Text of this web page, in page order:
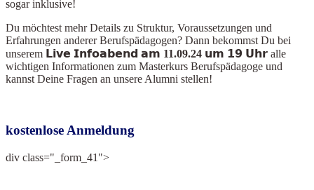
sogar inklusive!
Du möchtest mehr Details zu Struktur, Voraussetzungen und
Erfahrungen anderer Berufspädagogen? Dann bekommst Du bei
unserem 𝗟𝗶𝘃𝗲 𝗜𝗻𝗳𝗼𝗮𝗯𝗲𝗻𝗱 𝗮𝗺 11.09.24 𝘂𝗺 𝟭𝟵 𝗨𝗵𝗿 alle
wichtigen Informationen zum Masterkurs Berufspädagoge und
kannst Deine Fragen an unsere Alumni stellen!
kostenlose Anmeldung
div class="_form_41">